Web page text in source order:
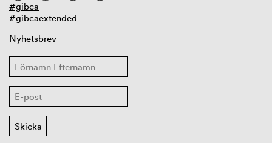
#gibca
#gibcaextended
Nyhetsbrev